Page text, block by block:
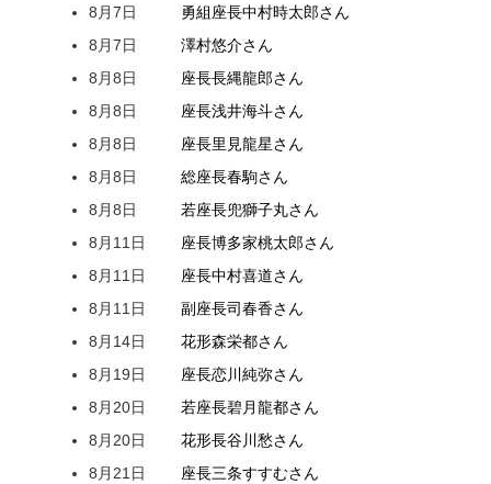
8月7日
勇組座長中村時太郎さん
8月7日
澤村悠介さん
8月8日
座長長縄龍郎さん
8月8日
座長浅井海斗さん
8月8日
座長里見龍星さん
8月8日
総座長春駒さん
8月8日
若座長兜獅子丸さん
8月11日
座長博多家桃太郎さん
8月11日
座長中村喜道さん
8月11日
副座長司春香さん
8月14日
花形森栄都さん
8月19日
座長恋川純弥さん
8月20日
若座長碧月龍都さん
8月20日
花形長谷川愁さん
8月21日
座長三条すすむさん